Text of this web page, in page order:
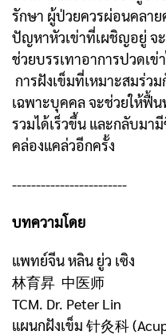
รักษา ผู้ป่วยควรผ่อนคลา
ปัญหาหัวเข่าที่เผชิญอยู่ จ
ช่วยบรรเทาอาการปวดเ
การฝังเข็มที่เหมาะสมร่ว
เฉพาะบุคคล จะช่วยให้ฟื้
รวมได้เร็วขึ้น และกลับมา
คล่องแคล่วอีกครั้ง
------------------------
บทความโดย
แพทย์จีน หลิน ยู่ว เซิง
林育昇 中医师
TCM. Dr. Peter Lin
แผนกฝังเข็ม 针灸科